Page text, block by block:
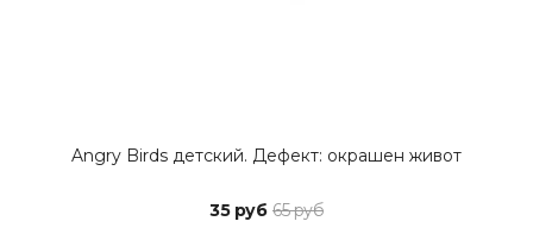
Angry Birds детский. Дефект: окрашен живот
35 руб 65 руб